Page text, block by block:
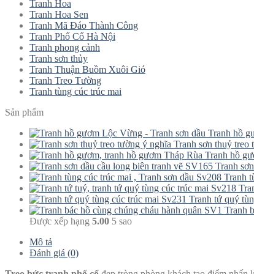
Tranh Hoa
Tranh Hoa Sen
Tranh Mã Đáo Thành Công
Tranh Phố Cổ Hà Nội
Tranh phong cảnh
Tranh sơn thủy
Tranh Thuận Buồm Xuôi Gió
Tranh Treo Tường
Tranh tùng cúc trúc mai
Sản phẩm
Tranh hồ
Tranh sơn thuỷ treo
Tranh hồ
Tranh
Tranh
Tranh tứ quý
Tranh
Được xếp hạng 5.00 5 sao
Mô tả
Đánh giá (0)